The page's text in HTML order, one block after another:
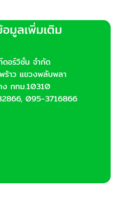
มูลเพิ่มเติม
ดอร์วิชั่น จำกัด
ร้าว แขวงพลับพลา
ง กทม.10310
095-3716866